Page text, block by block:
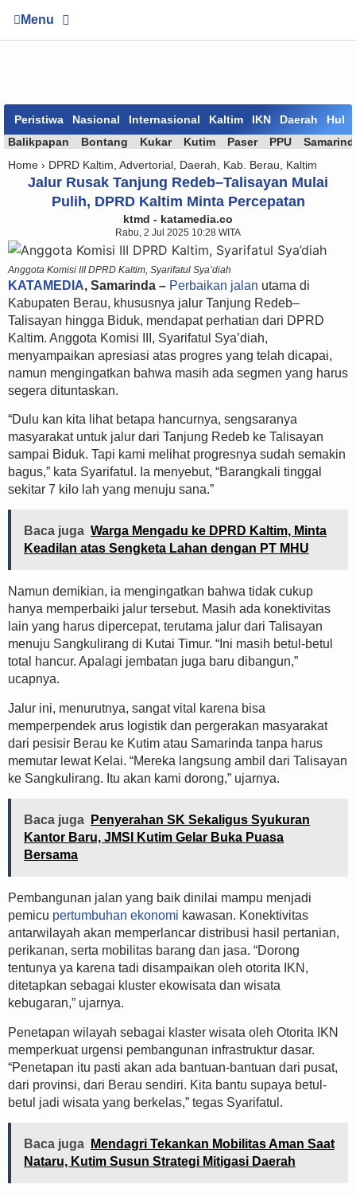
Menu
Peristiwa Nasional Internasional Kaltim IKN Daerah
Balikpapan
Bontang Kukar Kutim Paser PPU
Home › DPRD Kaltim Advertorial Daerah Kab. Berau Kaltim
Jalur Rusak Tanjung Redeb–Talisayan Mulai
Pulih, DPRD Kaltim Minta Percepatan
ktmd - katamedia.co
Rabu, 2 Jul 2025 10:28 WITA
Anggota Komisi III DPRD Kaltim, Syarifatul Sya’diah
KATAMEDIA, Samarinda – Perbaikan jalan utama di
Kabupaten Berau, khususnya jalur Tanjung Redeb–
Talisayan hingga Biduk, mendapat perhatian dari DPRD
Kaltim. Anggota Komisi III, Syarifatul Sya’diah,
menyampaikan apresiasi atas progres yang telah dicapai,
namun mengingatkan bahwa masih ada segmen yang harus
segera dituntaskan.
“Dulu kan kita lihat betapa hancurnya, sengsaranya
masyarakat untuk jalur dari Tanjung Redeb ke Talisayan
sampai Biduk. Tapi kami melihat progresnya sudah semakin
bagus,” kata Syarifatul. Ia menyebut, “Barangkali tinggal
sekitar 7 kilo lah yang menuju sana.”
Baca juga Warga Mengadu ke DPRD Kaltim, Minta
Keadilan atas Sengketa Lahan dengan PT MHU
Namun demikian, ia mengingatkan bahwa tidak cukup
hanya memperbaiki jalur tersebut. Masih ada konektivitas
lain yang harus dipercepat, terutama jalur dari Talisayan
menuju Sangkulirang di Kutai Timur. “Ini masih betul-betul
total hancur. Apalagi jembatan juga baru dibangun,”
ucapnya.
Jalur ini, menurutnya, sangat vital karena bisa
memperpendek arus logistik dan pergerakan masyarakat
dari pesisir Berau ke Kutim atau Samarinda tanpa harus
memutar lewat Kelai. “Mereka langsung ambil dari Talisayan
ke Sangkulirang. Itu akan kami dorong,” ujarnya.
Baca juga
Penyerahan SK Sekaligus Syukuran
Kantor Baru, JMSI Kutim Gelar Buka Puasa
Bersama
Pembangunan jalan yang baik dinilai mampu menjadi
pemicu pertumbuhan ekonomi kawasan. Konektivitas
antarwilayah akan memperlancar distribusi hasil pertanian,
perikanan, serta mobilitas barang dan jasa. “Dorong
tentunya ya karena tadi disampaikan oleh otorita IKN,
ditetapkan sebagai kluster ekowisata dan wisata
kebugaran,” ujarnya.
Penetapan wilayah sebagai klaster wisata oleh Otorita IKN
memperkuat urgensi pembangunan infrastruktur dasar.
“Penetapan itu pasti akan ada bantuan-bantuan dari pusat,
dari provinsi, dari Berau sendiri. Kita bantu supaya betul-
betul jadi wisata yang berkelas,” tegas Syarifatul.
Baca juga
Mendagri Tekankan Mobilitas Aman Saat
Nataru, Kutim Susun Strategi Mitigasi Daerah